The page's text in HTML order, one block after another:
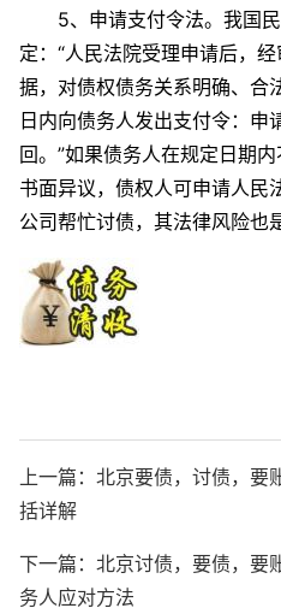
5、申请支付令法。我国民
定：“人民法院受理申请后，
据，对债权债务关系明确、合
日内向债务人发出支付令：申
回。”如果债务人在规定日期
书面异议，债权人可申请人民
公司帮忙讨债，其法律风险也
上一篇： 北京要债，讨债，要
括详解
下一篇： 北京讨债，要债，要
务人应对方法